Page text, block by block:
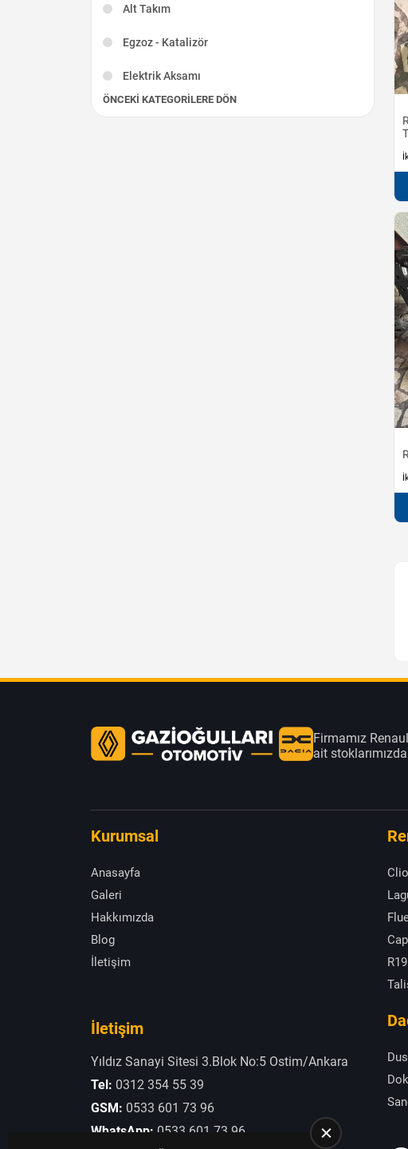
Latitude
Taliant
Alt Takım
Egzoz - Katalizör
Elektrik Aksamı
ÖNCEKI KATEGORILERE DÖN
Firmamız
ait
Kurumsal
Anasayfa
Galeri
Hakkımızda
Blog
İletişim
İletişim
Yıldız Sanayi Sitesi 3.Blok No:5 Ostim/Ankara
Tel: 0312 354 55 39
GSM: 0533 601 73 96
WhatsApp: 0533 601 73 96
Clio
R19